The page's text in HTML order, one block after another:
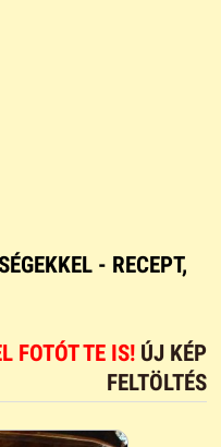
- RECEPT,
FOTÓT TE IS! ÚJ KÉP
FELTÖLTÉS